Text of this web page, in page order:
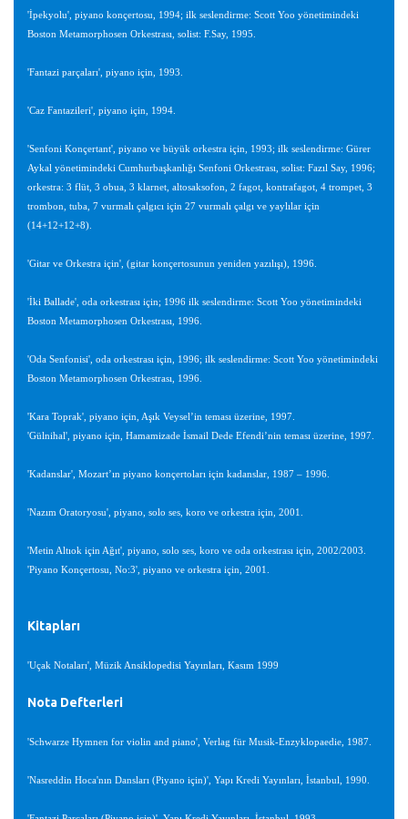
'İpekyolu', piyano konçertosu, 1994; ilk seslendirme: Scott Yoo yönetimindeki
Boston Metamorphosen Orkestrası, solist: F.Say, 1995.
'Fantazi parçaları', piyano için, 1993.
'Caz Fantazileri', piyano için, 1994.
'Senfoni Konçertant', piyano ve büyük orkestra için, 1993; ilk seslendirme: Gürer
Aykal yönetimindeki Cumhurbaşkanlığı Senfoni Orkestrası, solist: Fazıl Say, 1996;
orkestra: 3 flüt, 3 obua, 3 klarnet, altosaksofon, 2 fagot, kontrafagot, 4 trompet, 3
trombon, tuba, 7 vurmalı çalgıcı için 27 vurmalı çalgı ve yaylılar için
(14+12+12+8).
'Gitar ve Orkestra için', (gitar konçertosunun yeniden yazılışı), 1996.
'İki Ballade', oda orkestrası için; 1996 ilk seslendirme: Scott Yoo yönetimindeki
Boston Metamorphosen Orkestrası, 1996.
'Oda Senfonisi', oda orkestrası için, 1996; ilk seslendirme: Scott Yoo yönetimindeki
Boston Metamorphosen Orkestrası, 1996.
'Kara Toprak', piyano için, Aşık Veysel’in teması üzerine, 1997.
'Gülnihal', piyano için, Hamamizade İsmail Dede Efendi’nin teması üzerine, 1997.
'Kadanslar', Mozart’ın piyano konçertoları için kadanslar, 1987 – 1996.
'Nazım Oratoryosu', piyano, solo ses, koro ve orkestra için, 2001.
'Metin Altıok için Ağıt', piyano, solo ses, koro ve oda orkestrası için, 2002/2003.
'Piyano Konçertosu, No:3', piyano ve orkestra için, 2001.
Kitapları
'Uçak Notaları', Müzik Ansiklopedisi Yayınları, Kasım 1999
Nota Defterleri
'Schwarze Hymnen for violin and piano', Verlag für Musik-Enzyklopaedie, 1987.
'Nasreddin Hoca'nın Dansları (Piyano için)', Yapı Kredi Yayınları, İstanbul, 1990.